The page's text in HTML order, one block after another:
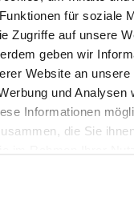
für soziale
Zugriffe auf unsere
geben wir
Website an
und Analysen
Informationen
die Sie
back to overview
the